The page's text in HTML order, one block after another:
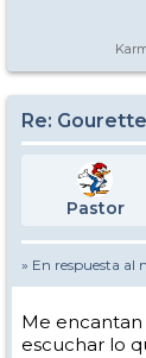
Re:
Pastor
» En respuesta al
Me
escuchar lo